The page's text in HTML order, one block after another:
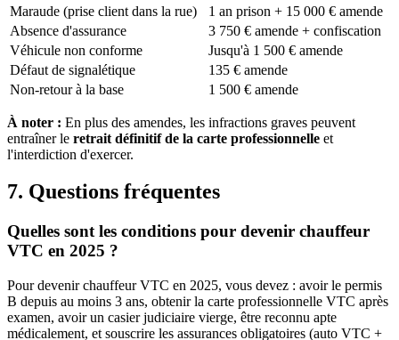
Maraude (prise client dans la rue)
1 an prison + 15 000 € amende
Absence d'assurance
3 750 € amende + confiscation
Véhicule non conforme
Jusqu'à 1 500 € amende
Défaut de signalétique
135 € amende
Non-retour à la base
1 500 € amende
À noter : En plus des amendes, les infractions graves peuvent
entraîner le retrait définitif de la carte professionnelle et
l'interdiction d'exercer.
7. Questions fréquentes
Quelles sont les conditions pour devenir chauffeur
VTC en 2025 ?
Pour devenir chauffeur VTC en 2025, vous devez : avoir le permis
B depuis au moins 3 ans, obtenir la carte professionnelle VTC après
examen, avoir un casier judiciaire vierge, être reconnu apte
médicalement, et souscrire les assurances obligatoires (auto VTC +